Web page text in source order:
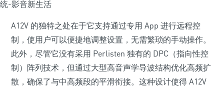
A12V 的独特之处在于它支持通过专用 App 进行远程控
制，使用户可以便捷地调整设置，无需繁琐的手动操作。
此外，尽管它没有采用 Perlisten 独有的 DPC（指向性控
制）阵列技术，但通过大型高音声学导波结构优化高频扩
散，确保了与中高频段的平滑衔接。这种设计使得 A12V